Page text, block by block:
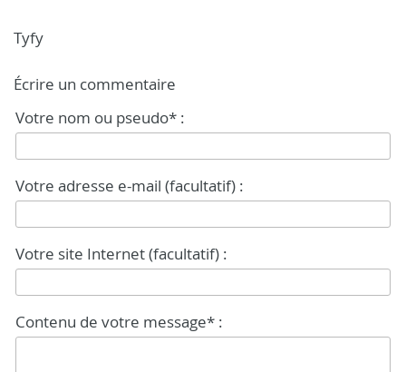
Tyfy
Écrire un commentaire
Votre nom ou pseudo* :
Votre adresse e-mail (facultatif) :
Votre site Internet (facultatif) :
Contenu de votre message* :